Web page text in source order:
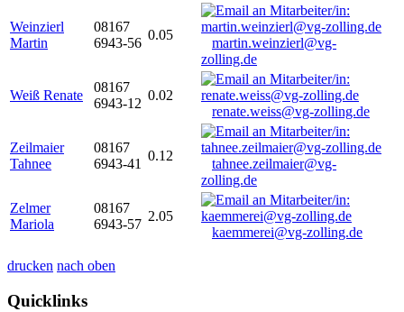
Weinzierl
Martin
08167
6943-56
0.05
martin.weinzierl@vg-
zolling.de
Weiß Renate
08167
6943-12
0.02
renate.weiss@vg-zolling.de
Zeilmaier
Tahnee
08167
6943-41
0.12
tahnee.zeilmaier@vg-
zolling.de
Zelmer
Mariola
08167
6943-57
2.05
kaemmerei@vg-zolling.de
drucken nach oben
Quicklinks